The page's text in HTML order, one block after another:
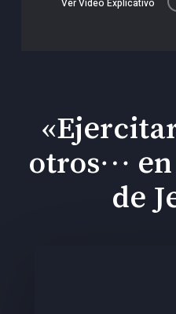
Ver Video Explicativo
otros… en
de